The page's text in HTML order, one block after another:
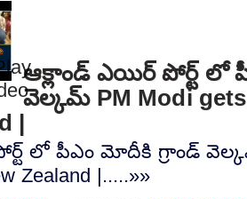
ఆక్లాండ్ ఎయిర్ పోర్ట్ లో
వెల్కమ్ PM Modi
|
లో పీఎం మోదీకి గ్రాండ్
Zealand |.....»»